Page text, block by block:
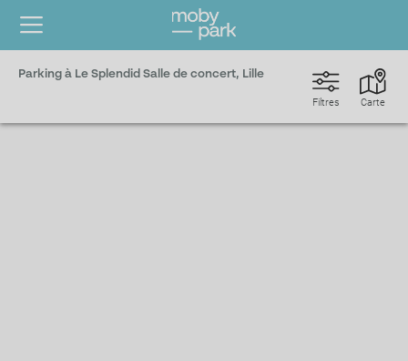
Parking à Le Splendid Salle de concert, Lille
Carte
Filtres